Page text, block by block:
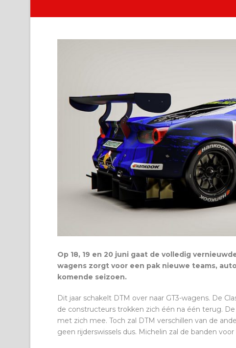
Op 18, 19 en 20 juni gaat de volledig
wagens zorgt voor een pak nieuwe teams,
komende seizoen.
Dit jaar schakelt DTM over naar GT3-wagens. De
de constructeurs trokken zich één na één terug.
met zich mee. Toch zal DTM verschillen van de
geen rijderswissels dus. Michelin zal de banden